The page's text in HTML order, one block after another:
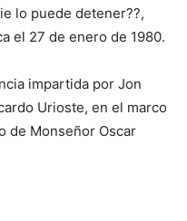
lo puede detener??,
el 27 de enero de 1980.
impartida por Jon
Urioste, en el marco
de Monseñor Oscar